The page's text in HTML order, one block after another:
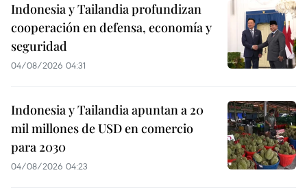
Indonesia y Tailandia profundizan
cooperación en defensa, economía y
seguridad
04/08/2026 04:31
Indonesia y Tailandia apuntan a 20
mil millones de USD en comercio
para 2030
04/08/2026 04:23